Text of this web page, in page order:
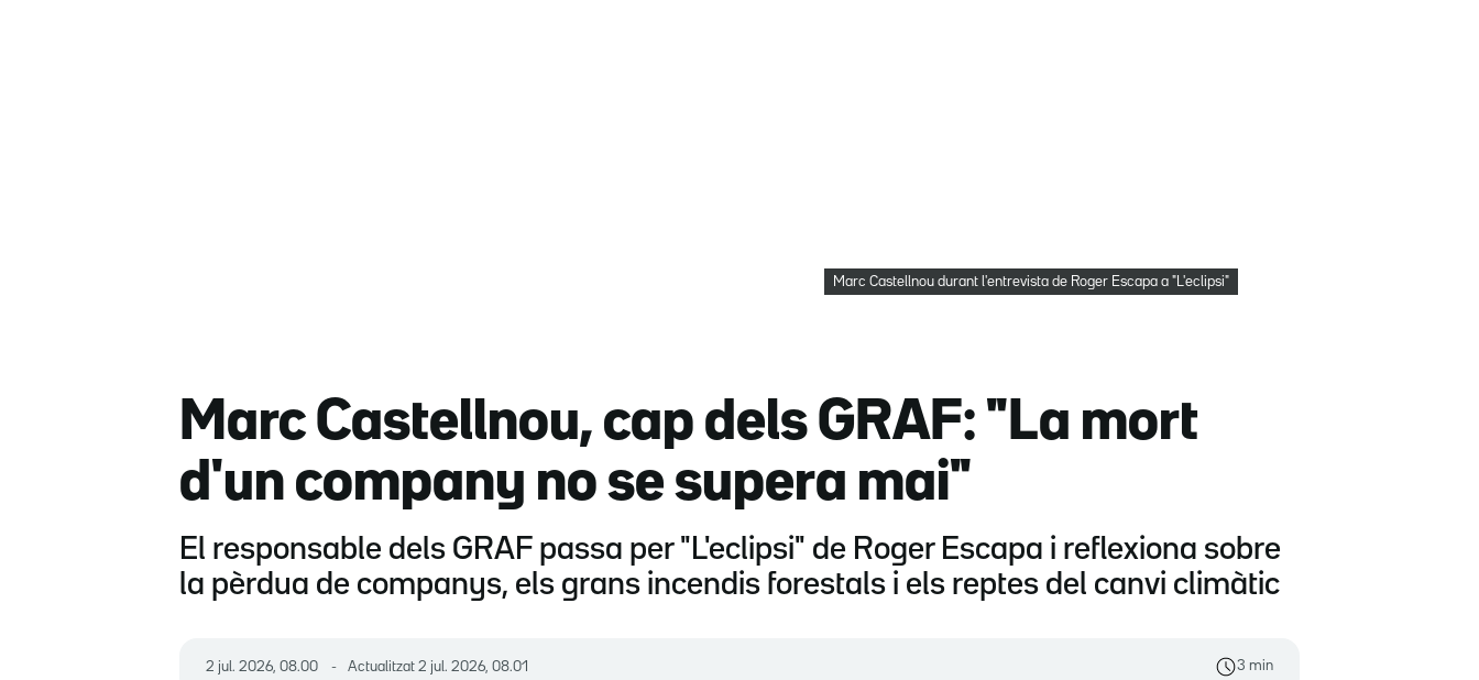
Marc Castellnou durant l'entrevista de Roger Escapa a "L'eclipsi"
Marc Castellnou, cap dels GRAF: "La mort
d'un company no se supera mai"
El responsable dels GRAF passa per "L'eclipsi" de Roger Escapa i reflexiona sobre
la pèrdua de companys, els grans incendis forestals i els reptes del canvi climàtic
2 jul. 2026, 08.00 Actualitzat 2 jul. 2026, 08.01 3 min